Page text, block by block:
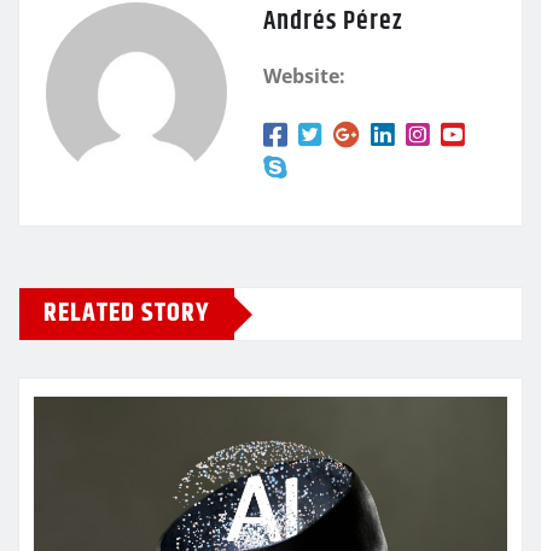
Andrés Pérez
Website:
RELATED STORY